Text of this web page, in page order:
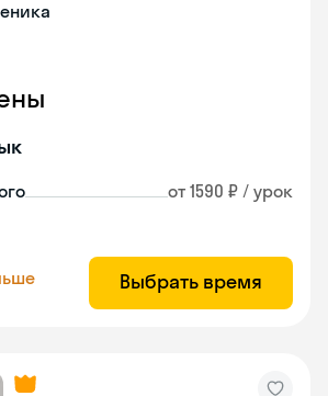
от 1590 ₽ / урок
Выбрать время